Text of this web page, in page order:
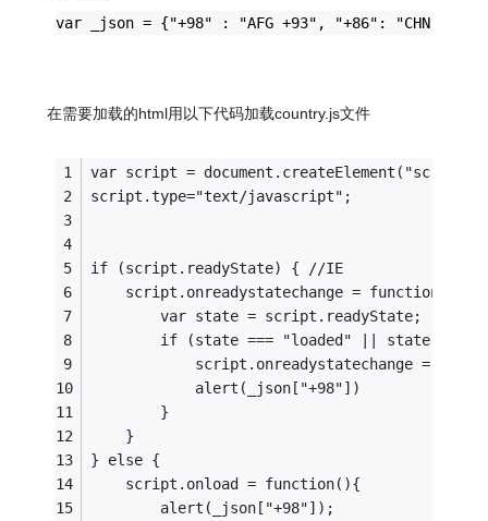
var _json = {"+98" : "AFG +93", "+86": "CHN
在需要加载的html用以下代码加载country.js文件
var script =
script.type="text/javascript";
if (script.readyState) { //IE
	script.onreadystatechange = function(){
		var state = script.readyState;
if (state === "loaded" || state ===
			script.onreadystatechange = null;
			alert(_json["+98"])
		}
	}
} else {
	script.onload = function(){
		alert(_json["+98"]);